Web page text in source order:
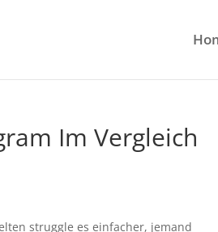
Im Vergleich
struggle es einfacher, jemand